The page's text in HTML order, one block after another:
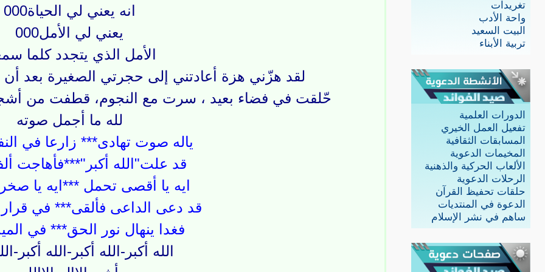
تغريدات
واحة الأدب
البيت السعيد
تربية الأبناء
الدورات العلمية
تفعيل العمل الخيري
المسابقات الثقافية
المخيمات الدعوية
الألعاب الحركية والذهنية
الرحلات الدعوية
حلقات تحفيظ القرآن
الدعوة في المنتديات
ساهم في نشر الإسلام
انه يعني لي الحياة000
يعني لي الأمل000
الأمل الذي يتجدد كلما
لقد هزّني هزة أعادتني إلى حجرتي الصغيرة بعد
حّلقت في فضاء بعيد ، سرت مع النجوم، قطفت من
لله ما أجمل صوته
ياله صوت تهادى*** زارعا في
قد علت"الله أكبر"***فأهاجت
ايه يا أقصى تحمل ***ايه يا
قد دعى الداعى فألقى*** في قرار
فغدا ينهال نور الحق*** في
الله أكبر-الله أكبر-الله أكبر-